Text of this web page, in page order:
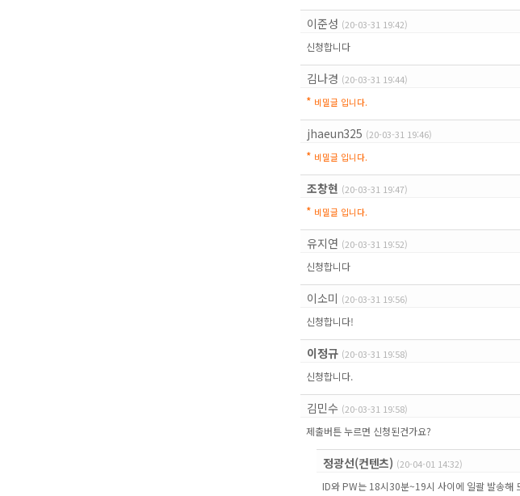
이준성 (20-03-31 19:42)
신청합니다
김나경 (20-03-31 19:44)
* 비밀글 입니다.
jhaeun325 (20-03-31 19:46)
* 비밀글 입니다.
조창현 (20-03-31 19:47)
* 비밀글 입니다.
유지연 (20-03-31 19:52)
신청합니다
이소미 (20-03-31 19:56)
신청합니다!
이정규 (20-03-31 19:58)
신청합니다.
김민수 (20-03-31 19:58)
제출버튼 누르면 신청된건가요?
정광선(컨텐츠) (20-04-01 14:32)
ID와 PW는 18시30분~19시 사이에 일괄 발송해